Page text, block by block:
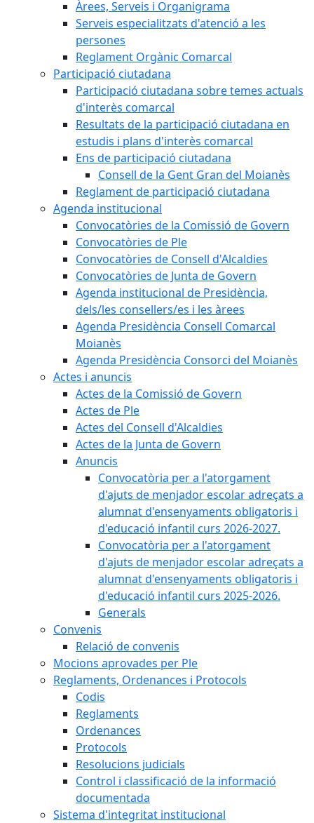
Àrees, Serveis i Organigrama
Serveis especialitzats d'atenció a les
persones
Reglament Orgànic Comarcal
Participació ciutadana
Participació ciutadana sobre temes actuals
d'interès comarcal
Resultats de la participació ciutadana en
estudis i plans d'interès comarcal
Ens de participació ciutadana
Consell de la Gent Gran del Moianès
Reglament de participació ciutadana
Agenda institucional
Convocatòries de la Comissió de Govern
Convocatòries de Ple
Convocatòries de Consell d'Alcaldies
Convocatòries de Junta de Govern
Agenda institucional de Presidència,
dels/les consellers/es i les àrees
Agenda Presidència Consell Comarcal
Moianès
Agenda Presidència Consorci del Moianès
Actes i anuncis
Actes de la Comissió de Govern
Actes de Ple
Actes del Consell d'Alcaldies
Actes de la Junta de Govern
Anuncis
Convocatòria per a l'atorgament
d'ajuts de menjador escolar adreçats a
alumnat d'ensenyaments obligatoris i
d'educació infantil curs 2026-2027.
Convocatòria per a l'atorgament
d'ajuts de menjador escolar adreçats a
alumnat d'ensenyaments obligatoris i
d'educació infantil curs 2025-2026.
Generals
Convenis
Relació de convenis
Mocions aprovades per Ple
Reglaments, Ordenances i Protocols
Codis
Reglaments
Ordenances
Protocols
Resolucions judicials
Control i classificació de la informació
documentada
Sistema d'integritat institucional